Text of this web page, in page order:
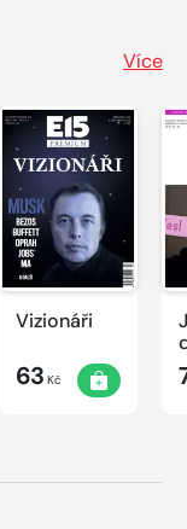
Více
Vizionáři
63 Kč